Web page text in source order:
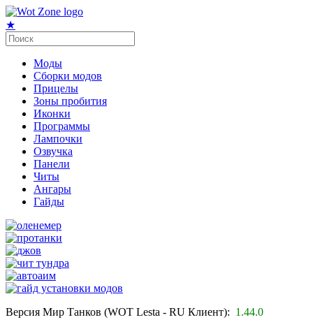
★
Моды
Сборки модов
Прицелы
Зоны пробития
Иконки
Программы
Лампочки
Озвучка
Панели
Читы
Ангары
Гайды
Версия Мир Танков (WOT Lesta - RU Клиент): 1.44.0